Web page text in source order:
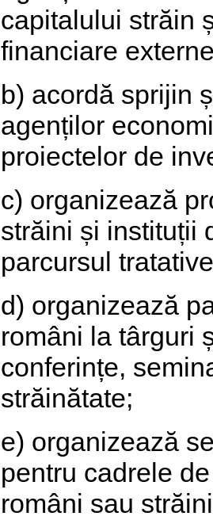
capitalului străin
financiare
b) acordă sprijin
agenților
proiectelor de
c) organizează
străini și instituții
parcursul
d) organizează
români la târguri
conferințe,
străinătate;
e) organizează
pentru cadrele
români sau